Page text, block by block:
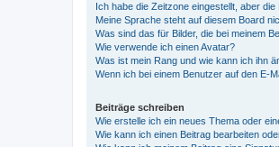
Ich habe die Zeitzone eingestellt, aber
Meine Sprache steht auf diesem Board
Was sind das für Bilder, die bei meinem
Wie verwende ich einen Avatar?
Was ist mein Rang und wie kann ich ihn
Wenn ich bei einem Benutzer auf den E-
Beiträge schreiben
Wie erstelle ich ein neues Thema oder
Wie kann ich einen Beitrag bearbeiten